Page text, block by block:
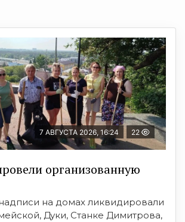
7 АВГУСТА 2026, 16:24 22
организованную
на домах ликвидировали
Дуки, Станке Димитрова,